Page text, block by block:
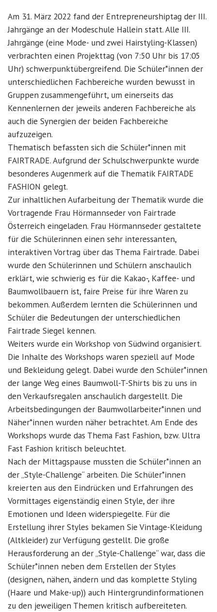
Am 31. März 2022 fand der Entrepreneurshiptag der III.
Jahrgänge an der Modeschule Hallein statt. Alle III.
Jahrgänge (eine Mode- und zwei Hairstyling-Klassen)
verbrachten einen Projekttag (von 7:50 Uhr bis 17:05
Uhr) schwerpunktübergreifend. Die Schüler*innen der
unterschiedlichen Fachbereiche wurden bewusst in
Gruppen zusammengeführt, um einerseits das
Kennenlernen der jeweils anderen Fachbereiche als
auch die Synergien der beiden Fachbereiche
aufzuzeigen.
Thematisch befassten sich die Schüler*innen mit
FAIRTRADE. Aufgrund der Schulschwerpunkte wurde
besonderes Augenmerk auf die Thematik FAIRTADE
FASHION gelegt.
Zur inhaltlichen Aufarbeitung der Thematik wurde die
Vortragende Frau Hörmannseder von Fairtrade
Österreich eingeladen. Frau Hörmannseder gestaltete
für die Schülerinnen einen sehr interessanten,
interaktiven Vortrag über das Thema Fairtrade. Dabei
wurde den Schülerinnen und Schülern anschaulich
erklärt, wie schwierig es für die Kakao-, Kaffee- und
Baumwollbauern ist, faire Preise für ihre Waren zu
bekommen. Außerdem lernten die Schülerinnen und
Schüler die Bedeutungen der unterschiedlichen
Fairtrade Siegel kennen.
Weiters wurde ein Workshop von Südwind organisiert.
Die Inhalte des Workshops waren speziell auf Mode
und Bekleidung gelegt. Dabei wurde den Schüler*innen
der lange Weg eines Baumwoll-T-Shirts bis zu uns in
den Verkaufsregalen anschaulich dargestellt. Die
Arbeitsbedingungen der Baumwollarbeiter*innen und
Näher*innen wurden näher betrachtet. Am Ende des
Workshops wurde das Thema Fast Fashion, bzw. Ultra
Fast Fashion kritisch beleuchtet.
Nach der Mittagspause mussten die Schüler*innen an
der „Style-Challenge“ arbeiten. Die Schüler*innen
kreierten aus den Eindrücken und Erfahrungen des
Vormittages eigenständig einen Style, der ihre
Emotionen und Ideen widerspiegelte. Für die
Erstellung ihrer Styles bekamen Sie Vintage-Kleidung
(Altkleider) zur Verfügung gestellt. Die große
Herausforderung an der „Style-Challenge“ war, dass die
Schüler*innen neben dem Erstellen der Styles
(designen, nähen, ändern und das komplette Styling
(Haare und Make-up)) auch Hintergrundinformationen
zu den jeweiligen Themen kritisch aufbereiteten.